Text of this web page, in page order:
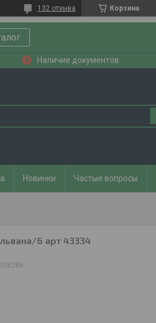
Корзина
132 отзыва
Наличие документов
Новинки Частые вопросы
6 арт 43334
208286